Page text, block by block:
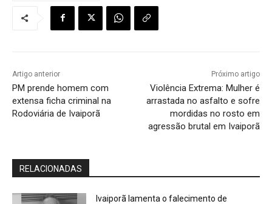
Artigo anterior
PM prende homem com
extensa ficha criminal na
Rodoviária de Ivaiporã
Próximo artigo
Violência Extrema: Mulher é
arrastada no asfalto e sofre
mordidas no rosto em
agressão brutal em Ivaiporã
RELACIONADAS
Ivaiporã lamenta o falecimento de